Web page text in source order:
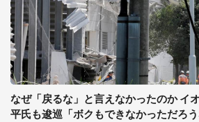
なぜ「戻るな」と言えなかったのか イ
平氏も逡巡「ボクもできなかっただろう